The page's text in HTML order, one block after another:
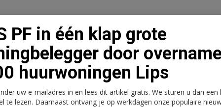
Vacaturebank Contact Abonnementen
Kantoren Retail Logistiek Juridisch | Fiscaal
PF in één klap grote
door
huurwoningen Lips
uw e-mailadres in en lees dit artikel gratis. We sturen u dan een
te lezen. Daarnaast ontvang je op werkdagen onze populaire